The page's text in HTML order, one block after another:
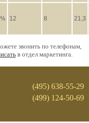
12 8 21,3
звонить по телефонам,
в отдел маркетинга.
(495) 638-55-29
(499) 124-50-69